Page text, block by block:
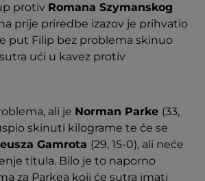
protiv Romana Szymanskog
prije priredbe izazov je prihvatio
je put Filip bez problema skinuo
ući u kavez protiv
ali je Norman Parke (33,
skinuti kilograme te će se
Gamrota (29, 15-0), ali neće
titula. Bilo je to naporno
za Parkea koji će sutra imati